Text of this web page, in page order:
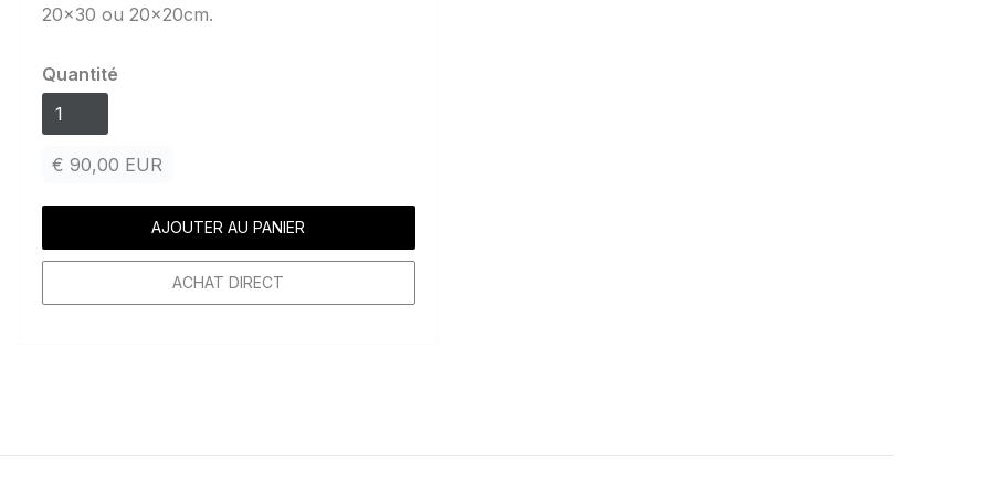
20x30 ou 20x20cm.
Quantité
€ 90,00 EUR
ACHAT DIRECT